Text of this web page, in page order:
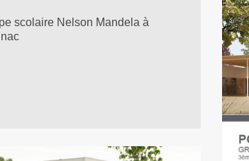
scolaire Nelson Mandela à